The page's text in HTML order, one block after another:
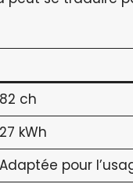
82 ch
27 kWh
Adaptée pour